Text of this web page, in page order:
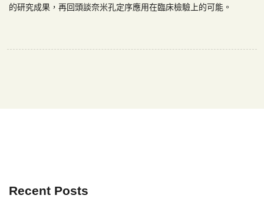
的研究成果，再回頭談奈米孔定序應用在臨床檢驗上的可能。
Recent Posts